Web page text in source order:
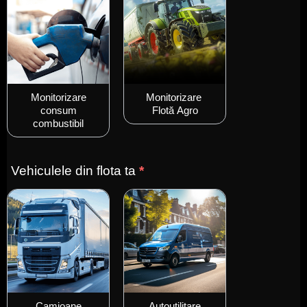
Monitorizare
consum
combustibil
Monitorizare
Flotă Agro
Vehiculele din flota ta *